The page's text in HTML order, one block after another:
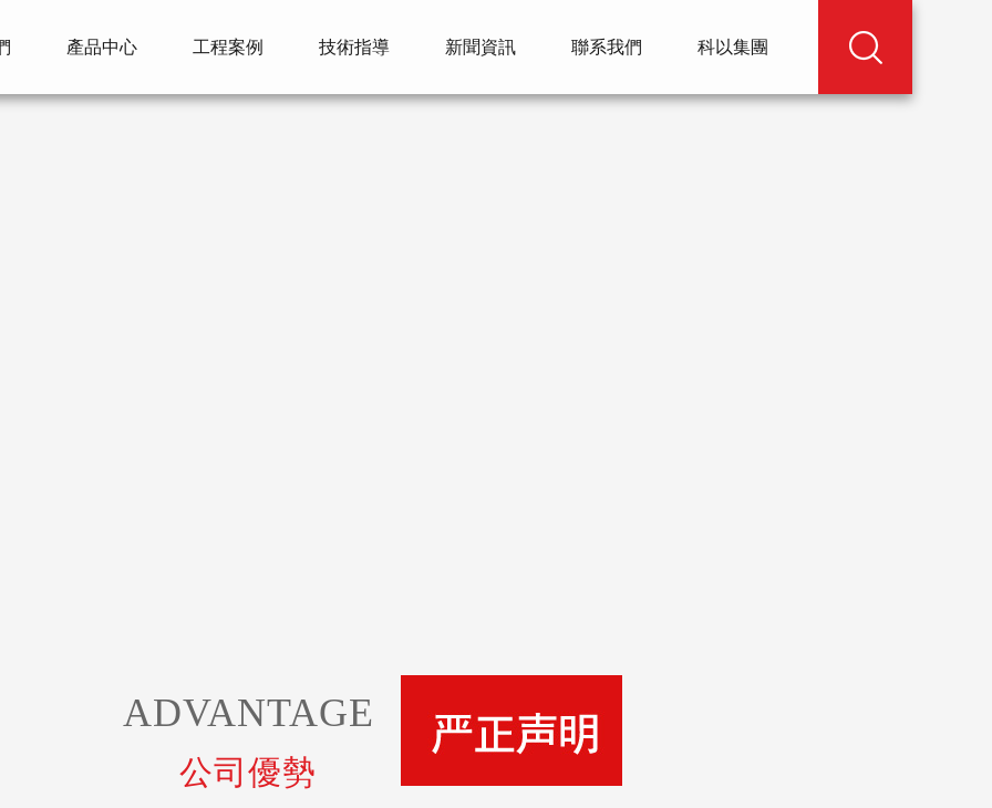
產品中心 工程案例 技術指導 新聞資訊 聯系我們 科以集團
ADVANTAGE
公司優勢